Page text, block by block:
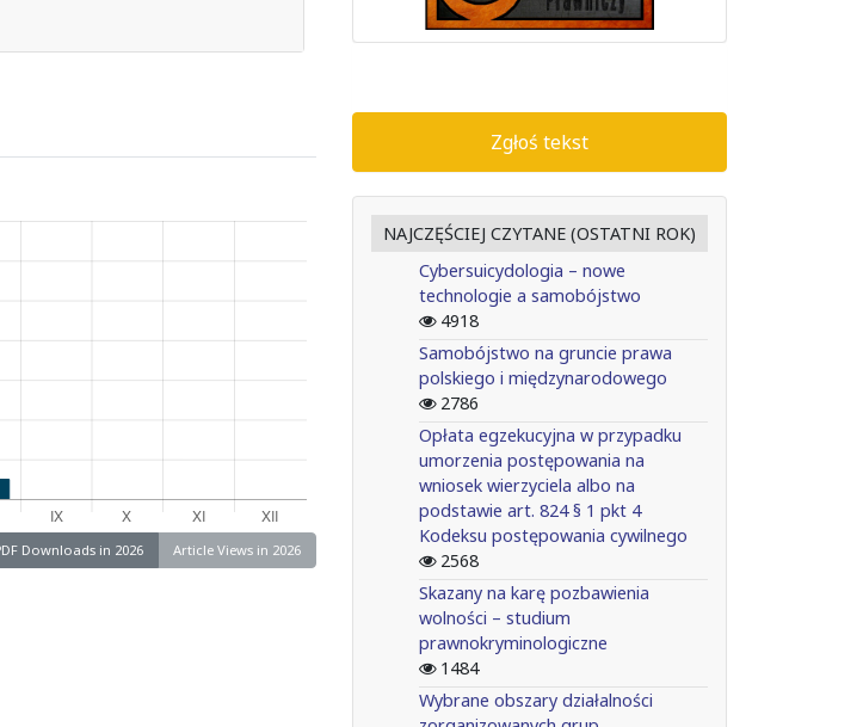
PDF Downloads in 2026 Article Views in 2026
Zgłoś tekst
NAJCZĘŚCIEJ CZYTANE (OSTATNI ROK)
Cybersuicydologia – nowe
technologie a samobójstwo
4918
Samobójstwo na gruncie prawa
polskiego i międzynarodowego
2786
Opłata egzekucyjna w przypadku
umorzenia postępowania na
wniosek wierzyciela albo na
podstawie art. 824 § 1 pkt 4
Kodeksu postępowania cywilnego
2568
Skazany na karę pozbawienia
wolności – studium
prawnokryminologiczne
1484
Wybrane obszary działalności